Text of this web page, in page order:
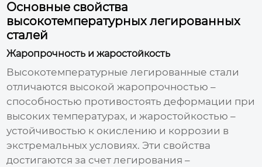
Основные свойства
высокотемпературных легированных
сталей
Жаропрочность и жаростойкость
Высокотемпературные легированные стали
отличаются высокой жаропрочностью –
способностью противостоять деформации при
высоких температурах, и жаростойкостью –
устойчивостью к окислению и коррозии в
экстремальных условиях. Эти свойства
достигаются за счет легирования –